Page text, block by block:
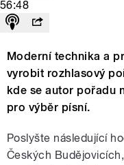
56:48
Moderní technika a
vyrobit rozhlasový
kde se autor pořadu
pro výběr písní.
Poslyšte následující
Českých